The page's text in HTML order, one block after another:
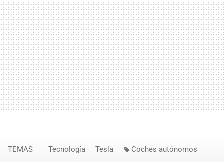
TEMAS Tecnología Tesla Coches autónomos